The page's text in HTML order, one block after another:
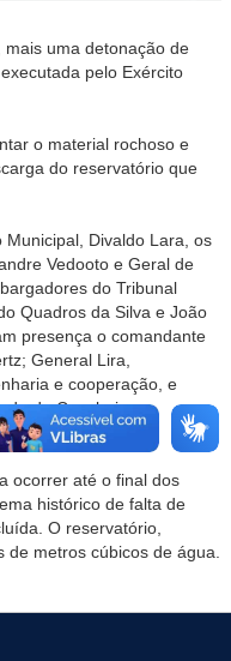
uma detonação de
pelo Exército
o material rochoso e
do reservatório que
Divaldo Lara, os
Vedooto e Geral de
do Tribunal
Quadros da Silva e João
presença o comandante
General Lira,
e cooperação, e
de Cavalaria
ocorrer até o final dos
histórico de falta de
O reservatório,
metros cúbicos de água.